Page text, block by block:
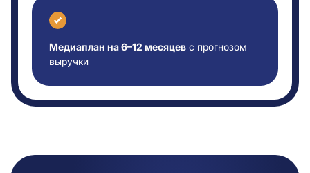
Медиаплан на 6–12 месяцев с прогнозом
выручки